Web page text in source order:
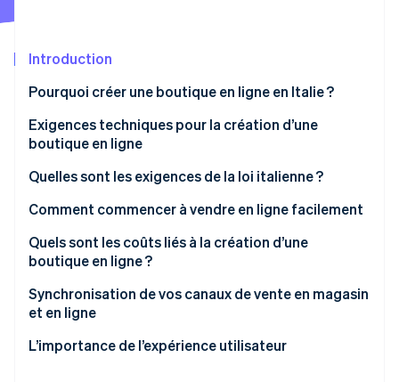
Prévention de la fraude
Constitution de start-up
Climate
Élimination du carbone
Identity
Vérification de l'identité
Stripe Sessions 2026
Découvrez comment Stripe construit l’infrastructure
Regarder la vidéo
Stripe App Marketplace
Introduction
Pourquoi créer une boutique en ligne en Italie ?
Avantages
Principaux défis
Exigences techniques pour la création d’une
boutique en ligne
Quelles sont les exigences de la loi italienne ?
De quoi avez-vous besoin pour créer une boutique
Comment commencer à vendre en ligne facilement
Acceptation des paiements
Pourquoi choisir Stripe pour accepter les paiements
en ligne ?
L’importance des moyens de paiement locaux
Quels sont les coûts liés à la création d’une
boutique en ligne ?
Coûts techniques
Coûts administratifs et juridiques
Coûts opérationnels
Synchronisation de vos canaux de vente en magasin
et en ligne
L’importance de l’expérience utilisateur